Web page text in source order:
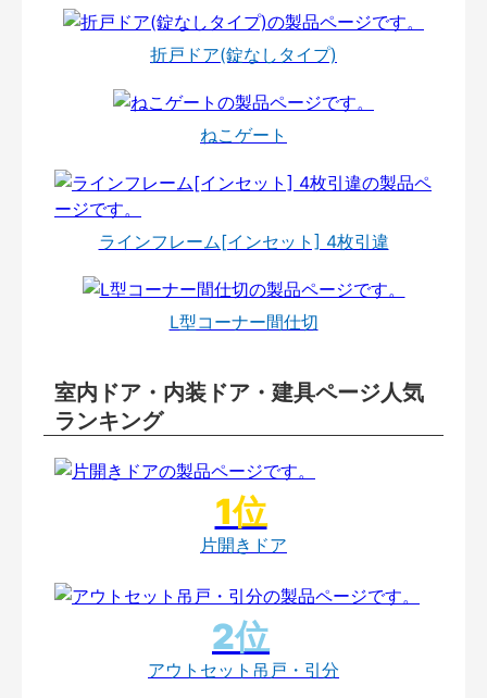
折戸ドア(錠なしタイプ)
ねこゲート
ラインフレーム[インセット] 4枚引違
L型コーナー間仕切
室内ドア・内装ドア・建具ページ人気
ランキング
片開きドア
アウトセット吊戸・引分